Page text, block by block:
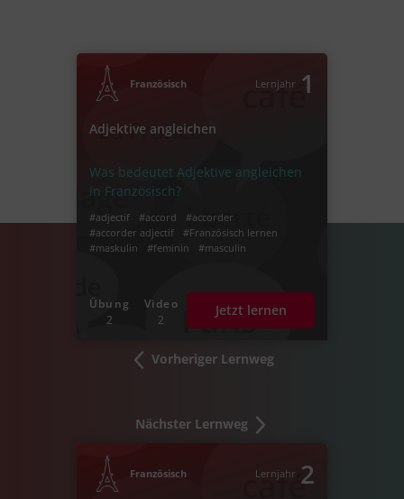
Vorheriger Lernweg
Französisch Lernjahr 1
Adjektive angleichen
Was bedeutet Adjektive angleichen
in Französisch?
#adjectif #accord
#accorder
#accorder adjectif
#Französisch lernen
#maskulin
#feminin #masculin
Übung
2
Video
2
Jetzt lernen
Nächster Lernweg
Französisch Lernjahr 2